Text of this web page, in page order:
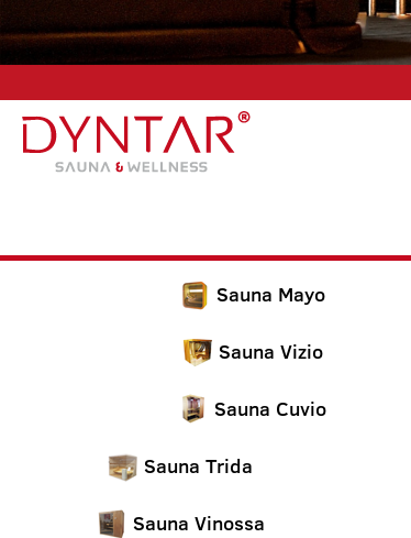
Sauna Mayo
Sauna Vizio
Sauna Cuvio
Sauna Trida
Sauna Vinossa